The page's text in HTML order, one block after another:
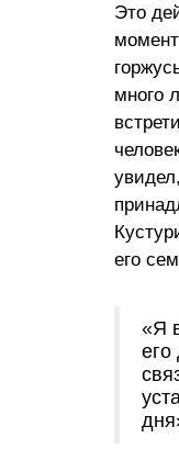
Это
много
его
«Я
его